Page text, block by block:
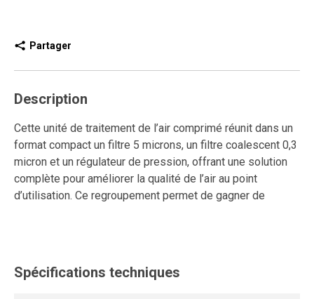
Partager
Description
Cette unité de traitement de l’air comprimé réunit dans un
format compact un filtre 5 microns, un filtre coalescent 0,3
micron et un régulateur de pression, offrant une solution
complète pour améliorer la qualité de l’air au point
d’utilisation. Ce regroupement permet de gagner de
continue des condensats pour maintenir un
Spécifications techniques